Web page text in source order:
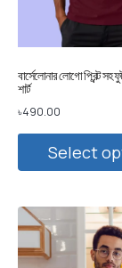
বার্সেলোনার লোগো প্রিন্ট
শার্ট
৳490.00
Select